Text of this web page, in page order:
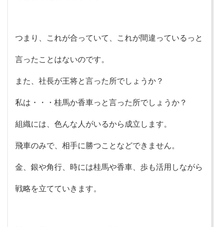
つまり、これが合っていて、これが間違っているっと
言ったことはないのです。
また、社長が王将と言った所でしょうか？
私は・・・桂馬か香車っと言った所でしょうか？
組織には、色んな人がいるから成立します。
飛車のみで、相手に勝つことなどできません。
金、銀や角行、時には桂馬や香車、歩も活用しながら
戦略を立てていきます。